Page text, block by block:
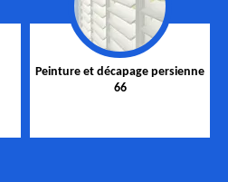
Peinture et décapage persienne
66